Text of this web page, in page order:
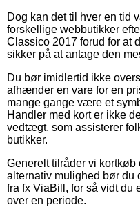
Dog kan det til hver en tid
forskellige webbutikker
Classico 2017 forud for at
sikker på at antage den
Du bør imidlertid ikke
afhænder en vare for en
mange gange være et
Handler med kort er ikke
vedtægt, som assisterer
butikker.
Generelt tilråder vi
alternativ mulighed bør du
fra fx ViaBill, for så vidt du
over en periode.